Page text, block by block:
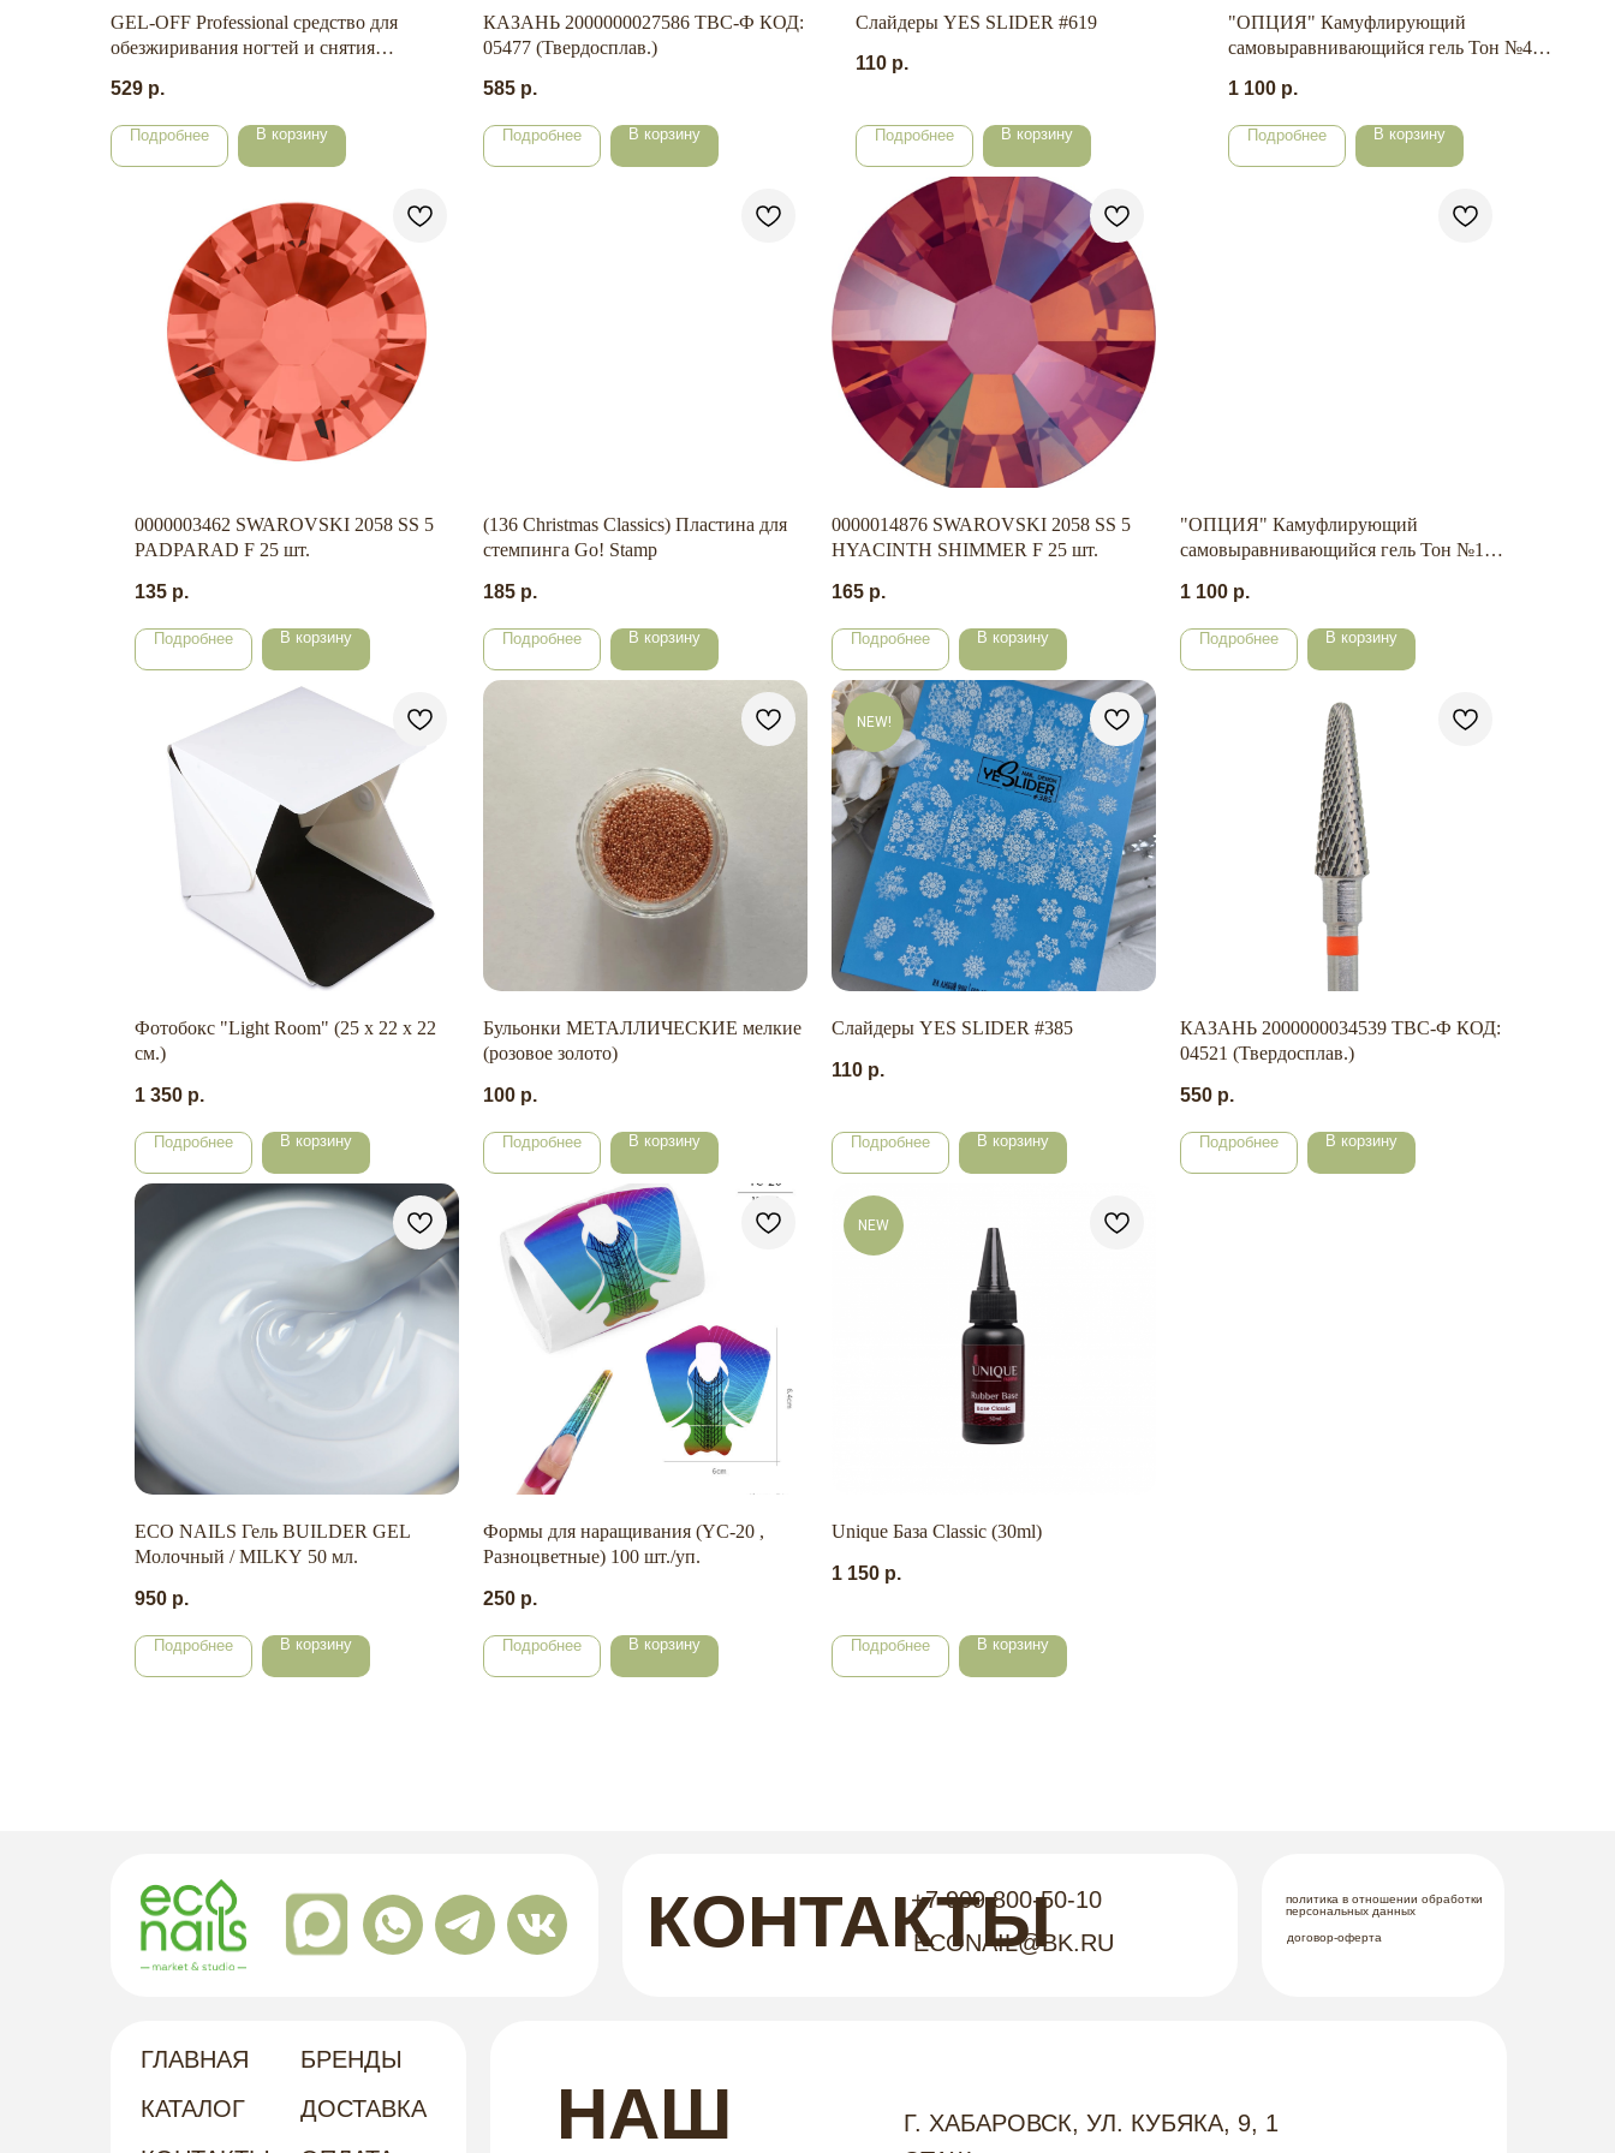
GEL-OFF Professional средство для
обезжиривания ногтей и снятия
ЗЕМЛЯНИКА 1000 мл.
529 р.
Подробнее В корзину
КАЗАНЬ 2000000027586 ТВС-Ф КОД:
05477 (Твердосплав.)
585 р.
Подробнее В корзину
Слайдеры YES SLIDER #619
110 р.
Подробнее В корзину
"ОПЦИЯ" Камуфлирующий
самовыравнивающийся гель Тон №4
1 100 р.
Подробнее В корзину
0000003462 SWAROVSKI 2058 SS 5
PADPARAD F 25 шт.
135 р.
Подробнее В корзину
(136 Christmas Classics) Пластина для
стемпинга Go! Stamp
185 р.
Подробнее В корзину
0000014876 SWAROVSKI 2058 SS 5
HYACINTH SHIMMER F 25 шт.
165 р.
Подробнее В корзину
"ОПЦИЯ" Камуфлирующий
самовыравнивающийся гель Тон №1
1 100 р.
Подробнее В корзину
Фотобокс "Light Room" (25 х 22 х 22
см.)
1 350 р.
Подробнее В корзину
Бульонки МЕТАЛЛИЧЕСКИЕ мелкие
(розовое золото)
100 р.
Подробнее В корзину
NEW!
Слайдеры YES SLIDER #385
110 р.
Подробнее В корзину
КАЗАНЬ 2000000034539 ТВС-Ф КОД:
04521 (Твердосплав.)
550 р.
Подробнее В корзину
ECO NAILS Гель BUILDER GEL
Молочный / MILKY 50 мл.
950 р.
Подробнее В корзину
Формы для наращивания (YC-20 ,
Разноцветные) 100 шт./уп.
250 р.
Подробнее В корзину
NEW
Unique База Classic (30ml)
1 150 р.
Подробнее В корзину
КАТАЛОГ
БРЕНДЫ
ДОСТАВКА
КОНТАКТЫ
ГЛАВНАЯ
+7 909 800-50-10
ECONAIL@BK.RU
Г. ХАБАРОВСК, УЛ. КУБЯКА, 9, 1
НАШ
политика в отношении обработки
персональных данных
договор-оферта